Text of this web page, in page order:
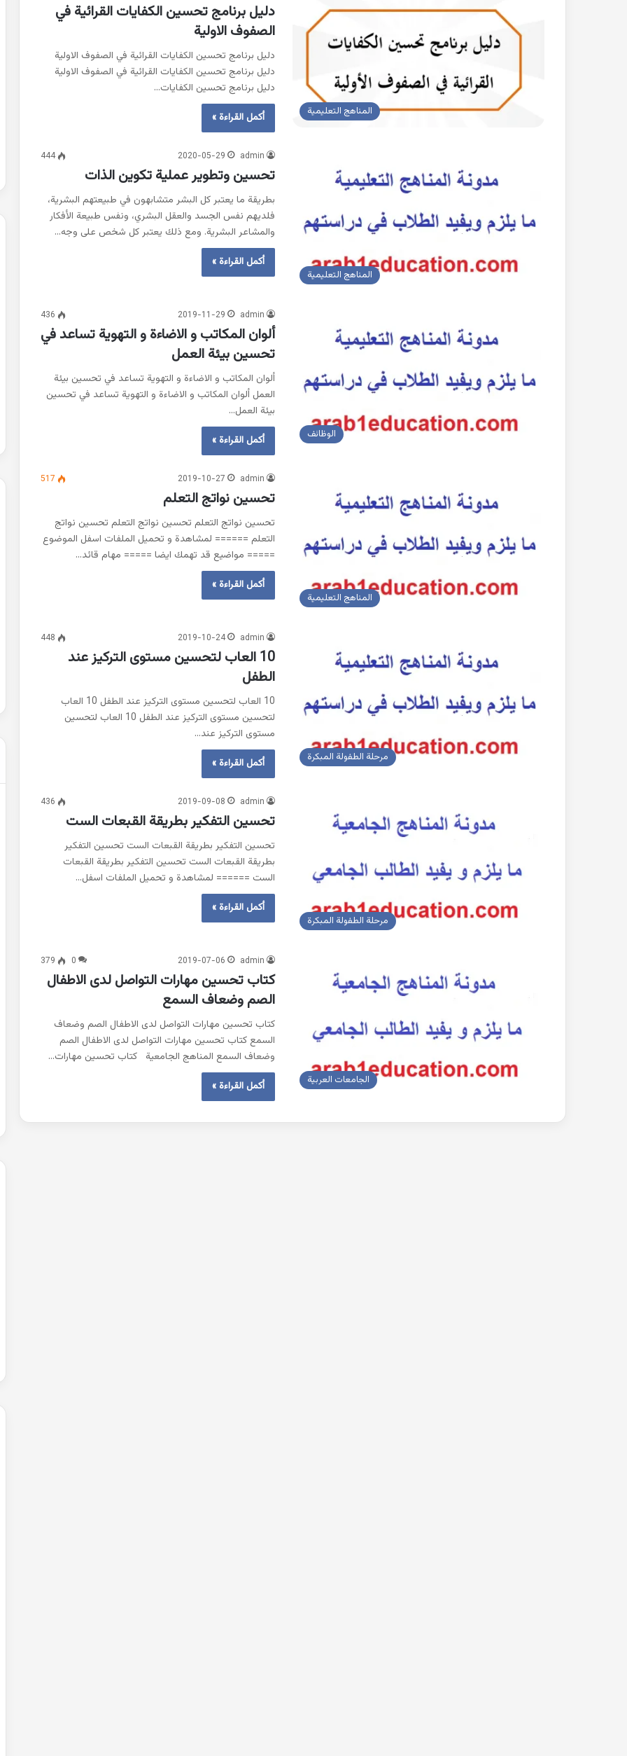
المناهج التعليمية
دليل برنامج تحسين الكفايات القرائية في
الصفوف الاولية
دليل برنامج تحسين الكفايات القرائية في الصفوف الاولية
دليل برنامج تحسين الكفايات القرائية في الصفوف الاولية
دليل برنامج تحسين الكفايات…
أكمل القراءة »
المناهج التعليمية
admin
2020-05-29
444
تحسين وتطوير عملية تكوين الذات
بطريقة ما يعتبر كل البشر متشابهون في طبيعتهم البشرية،
فلديهم نفس الجسد والعقل البشري، ونفس طبيعة الأفكار
والمشاعر البشرية. ومع ذلك يعتبر كل شخص على وجه…
أكمل القراءة »
الوظائف
admin
2019-11-29
436
ألوان المكاتب و الاضاءة و التهوية تساعد في
تحسين بيئة العمل
ألوان المكاتب و الاضاءة و التهوية تساعد في تحسين بيئة
العمل ألوان المكاتب و الاضاءة و التهوية تساعد في تحسين
بيئة العمل…
أكمل القراءة »
المناهج التعليمية
admin
2019-10-27
517
تحسين نواتج التعلم
تحسين نواتج التعلم تحسين نواتج التعلم تحسين نواتج
التعلم ====== لمشاهدة و تحميل الملفات اسفل الموضوع
===== مواضيع قد تهمك ايضا ===== مهام قائد…
أكمل القراءة »
مرحلة الطفولة المبكرة
admin
2019-10-24
448
10 العاب لتحسين مستوى التركيز عند
الطفل
10 العاب لتحسين مستوى التركيز عند الطفل 10 العاب
لتحسين مستوى التركيز عند الطفل 10 العاب لتحسين
مستوى التركيز عند…
أكمل القراءة »
مرحلة الطفولة المبكرة
admin
2019-09-08
436
تحسين التفكير بطريقة القبعات الست
تحسين التفكير بطريقة القبعات الست تحسين التفكير
بطريقة القبعات الست تحسين التفكير بطريقة القبعات
الست ====== لمشاهدة و تحميل الملفات اسفل…
أكمل القراءة »
الجامعات العربية
admin
2019-07-06
0
379
كتاب تحسين مهارات التواصل لدى الاطفال
الصم وضعاف السمع
كتاب تحسين مهارات التواصل لدى الاطفال الصم وضعاف
السمع كتاب تحسين مهارات التواصل لدى الاطفال الصم
وضعاف السمع المناهج الجامعية كتاب تحسين مهارات…
أكمل القراءة »
بحث
عن
بحث جاهز للطباعة عن التغيرات
المناخية pdf
حل
شهادة
الرياضيات